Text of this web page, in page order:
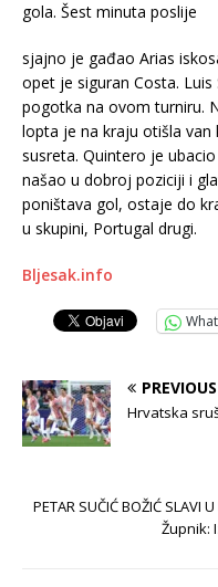
gola. Šest minuta poslije
sjajno je gađao Arias
opet je siguran Costa.
pogotka na ovom turniru.
lopta je na kraju otišla
susreta. Quintero je
našao u dobroj poziciji i
poništava gol, ostaje do
u skupini, Portugal drugi.
Bljesak.info
PREVIOUS
Hrvatska
PETAR SUČIĆ BOŽIĆ SLAVI
Župnik: